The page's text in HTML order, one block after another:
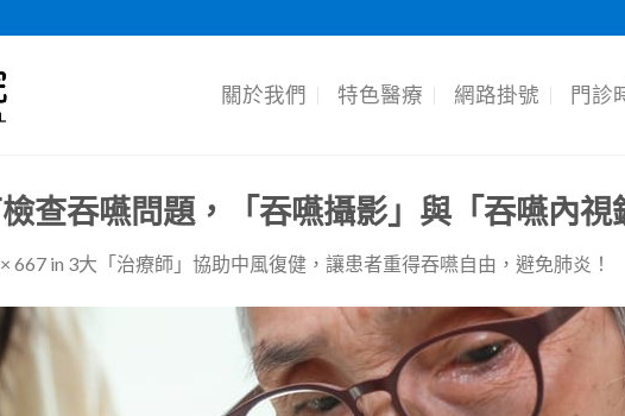
關於我們 特色醫療 網路掛號 門診
查吞嚥問題，「吞嚥攝影」與「吞嚥內視
667 in 3大「治療師」協助中風復健，讓患者重得吞嚥自由，避免肺炎！